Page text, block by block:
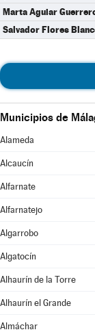
Marta Aguiar
Salvador Flores
Municipios de
Alameda
Alcaucín
Alfarnate
Alfarnatejo
Algarrobo
Algatocín
Alhaurín de la Torre
Alhaurín el Grande
Almáchar